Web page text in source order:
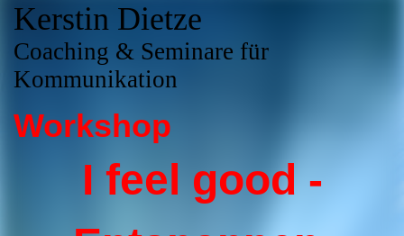
Kerstin Dietze
Coaching & Seminare für
Kommunikation
Workshop
I feel good -